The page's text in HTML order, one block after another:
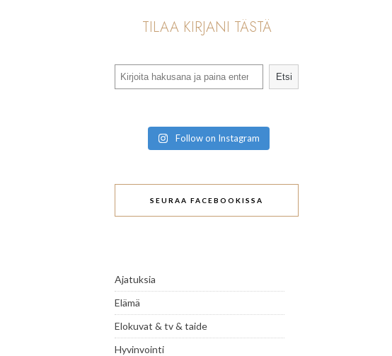
TILAA KIRJANI TÄSTÄ
Etsi
Follow on Instagram
SEURAA FACEBOOKISSA
Ajatuksia
Elämä
Elokuvat & tv & taide
Hyvinvointi